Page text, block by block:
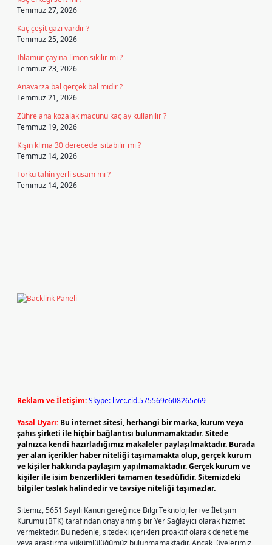
Temmuz 27, 2026
Kaç çeşit gazı vardır ?
Temmuz 25, 2026
Ihlamur çayına limon sıkılır mı ?
Temmuz 23, 2026
Anavarza bal gerçek bal mıdır ?
Temmuz 21, 2026
Zühre ana kozalak macunu kaç ay kullanılır ?
Temmuz 19, 2026
Kışın klima 30 derecede ısıtabilir mi ?
Temmuz 14, 2026
Torku tahin yerli susam mı ?
Temmuz 14, 2026
Reklam ve İletişim:Skype: live:.cid.575569c608265c69
Yasal Uyarı: Bu internet sitesi, herhangi bir marka, kurum veya
şahıs şirketi ile hiçbir bağlantısı bulunmamaktadır. Sitede
yalnızca kendi hazırladığımız makaleler paylaşılmaktadır. Burada
yer alan içerikler haber niteliği taşımamakta olup, gerçek kurum
ve kişiler hakkında paylaşım yapılmamaktadır. Gerçek kurum ve
kişiler ile isim benzerlikleri tamamen tesadüfidir. Sitemizdeki
bilgiler taslak halindedir ve tavsiye niteliği taşımazlar.
Sitemiz, 5651 Sayılı Kanun gereğince Bilgi Teknolojileri ve İletişim
Kurumu (BTK) tarafından onaylanmış bir Yer Sağlayıcı olarak hizmet
vermektedir. Bu nedenle, sitedeki içerikleri proaktif olarak denetleme
veya araştırma yükümlülüğümüz bulunmamaktadır. Ancak, üyelerimiz